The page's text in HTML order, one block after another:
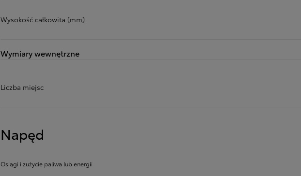
Wysokość całkowita (mm)
Wymiary wewnętrzne
Liczba miejsc
Napęd
Osiągi i zużycie paliwa lub energii